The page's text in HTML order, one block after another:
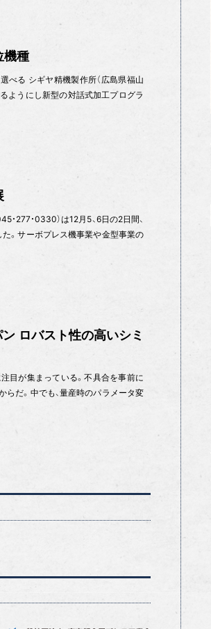
機種
べる シギヤ精機製作所（広島県福山
ようにし新型の対話式加工プログラ
277・0330）は12月5、6日の2日間、
。サーボプレス機事業や金型事業の
ロバスト性の高いシミ
目が集まっている。不具合を事前に
だ。中でも、量産時のパラメータ変